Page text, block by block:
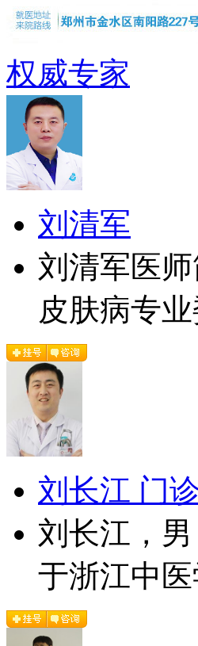
权威专家
刘清军
刘清军医
皮肤病专
刘长江 门
刘长江，
于浙江中